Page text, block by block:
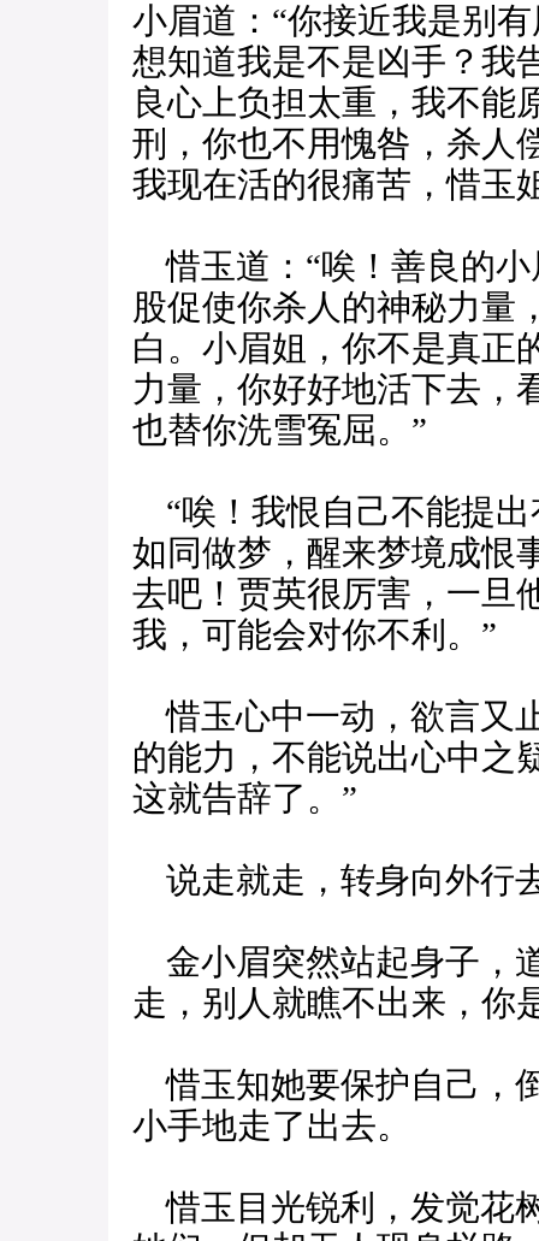
小眉道：“你接近我是别
想知道我是不是凶手？我
良心上负担太重，我不能
刑，你也不用愧咎，杀人
我现在活的很痛苦，惜玉
惜玉道：“唉！善良的
股促使你杀人的神秘力量
白。小眉姐，你不是真正
力量，你好好地活下去，
也替你洗雪冤屈。”
“唉！我恨自己不能提出
如同做梦，醒来梦境成恨
去吧！贾英很厉害，一旦
我，可能会对你不利。”
惜玉心中一动，欲言又
的能力，不能说出心中之
这就告辞了。”
说走就走，转身向外行
金小眉突然站起身子，
走，别人就瞧不出来，你
惜玉知她要保护自己，
小手地走了出去。
惜玉目光锐利，发觉花